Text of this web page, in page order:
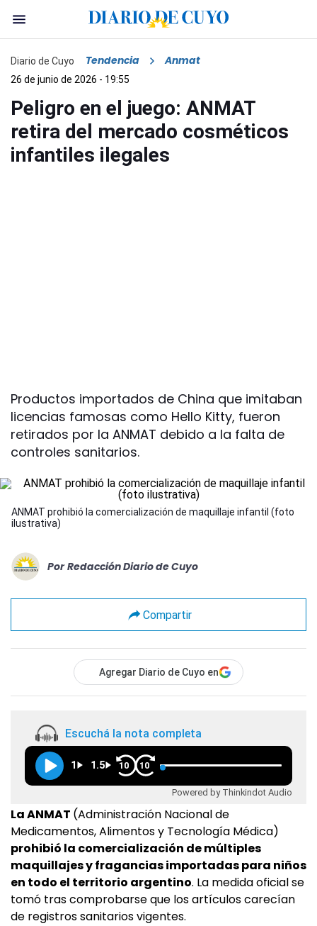
Diario de Cuyo Tendencia Anmat
26 de junio de 2026 - 19:55
Peligro en el juego: ANMAT
retira del mercado cosméticos
infantiles ilegales
Productos importados de China que imitaban
licencias famosas como Hello Kitty, fueron
retirados por la ANMAT debido a la falta de
controles sanitarios.
ANMAT prohibió la comercialización de maquillaje infantil (foto
ilustrativa)
Por Redacción Diario de Cuyo
Compartir
Agregar Diario de Cuyo en
Escuchá la nota completa
1 1.5 10 10
Powered by Thinkindot Audio
La ANMAT (Administración Nacional de
Medicamentos, Alimentos y Tecnología Médica)
prohibió la comercialización de múltiples
maquillajes y fragancias importadas para niños
en todo el territorio argentino. La medida oficial se
tomó tras comprobarse que los artículos carecían
de registros sanitarios vigentes.